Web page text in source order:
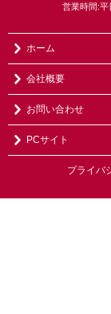
営業時間:平
ホーム
会社概要
お問い合わせ
PCサイト
プライバ